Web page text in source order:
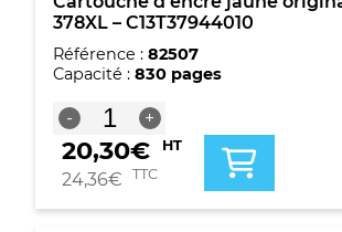
378XL – C13T37944010
Référence : 82507
Capacité : 830 pages
-
quantité
de
Cartouche
d'encre
originale
+
20,30€ HT
24,36€ TTC